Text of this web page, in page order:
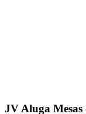
JV Aluga Mesas